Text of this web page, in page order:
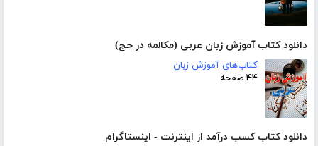
دانلود کتاب آموزش زبان عربی (مکالمه در حج)
کتاب‌های آموزش زبان
۴۴ صفحه
دانلود کتاب کسب درآمد از اینترنت - اینستاگرام